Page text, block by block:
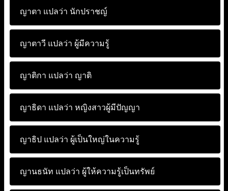
ญาตา แปลว่า นักปราชญ์
ญาตาวี แปลว่า ผู้มีความรู้
ญาติกา แปลว่า ญาติ
ญาธิดา แปลว่า หญิงสาวผู้มีปัญญา
ญาธิป แปลว่า ผู้เป็นใหญ่ในความรู้
ญานธนัท แปลว่า ผู้ให้ความรู้เป็นทรัพย์